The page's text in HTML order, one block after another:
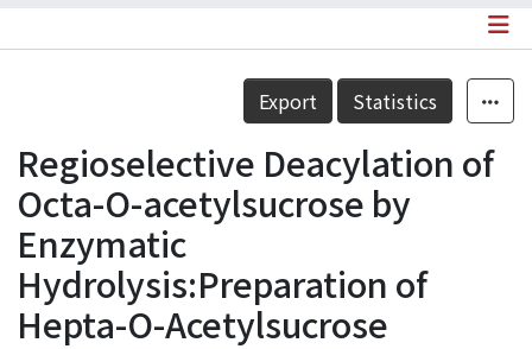
Statistics
Details
Export Statistics
Regioselective Deacylation of
Octa-O-acetylsucrose by
Enzymatic
Hydrolysis:Preparation of
Hepta-O-Acetylsucrose